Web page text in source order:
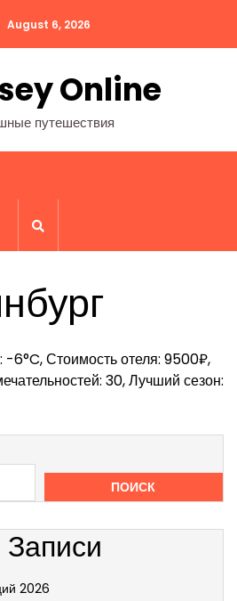
August 6, 2026
Online
путешествия
6°C, Стоимость отеля: 9500₽,
30, Лучший сезон:
ПОИСК
2026